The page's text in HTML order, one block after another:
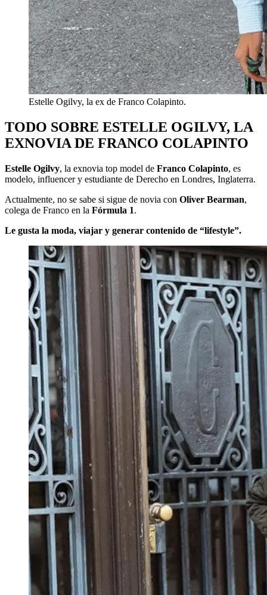
Estelle Ogilvy, la ex de Franco Colapinto.
TODO SOBRE ESTELLE OGILVY, LA
EXNOVIA DE FRANCO COLAPINTO
Estelle Ogilvy, la exnovia top model de Franco Colapinto, es
modelo, influencer y estudiante de Derecho en Londres, Inglaterra.
Actualmente, no se sabe si sigue de novia con Oliver Bearman,
colega de Franco en la Fórmula 1.
Le gusta la moda, viajar y generar contenido de “lifestyle”.